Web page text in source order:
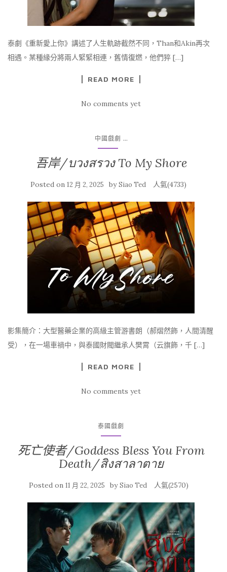
泰劇《重新愛上你》講述了人生軌跡截然不同，Than和Akin再次
相遇。某種緣分將兩人緊緊相連，舊情復燃，他們猝 […]
READ MORE
No comments yet
中國戲劇 ...
吾岸/บวงสรวง To My Shore
Posted on 12 月 2, 2025 bySiao Ted 人氣(4733)
影集簡介：大型醫藥企業的高級主管游書朗（郝熠然飾，人間清醒
受），在一場車禍中，與泰國財閥繼承人樊霄（云旗飾，千 […]
READ MORE
No comments yet
泰國戲劇
死亡使者/Goddess Bless You From
Death/สิงสาลาตาย
Posted on 11 月 22, 2025 bySiao Ted 人氣(2570)